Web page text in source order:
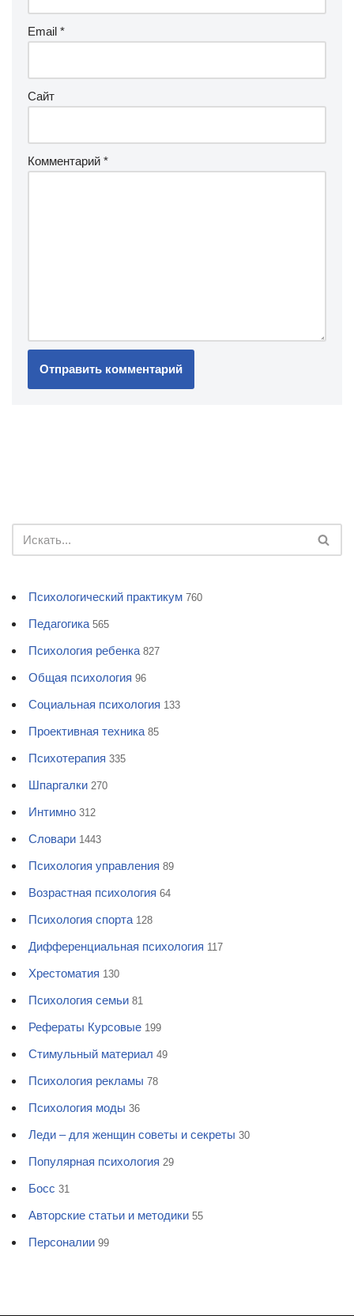
Email *
Сайт
Комментарий *
Психологический практикум 760
Педагогика 565
Психология ребенка 827
Общая психология 96
Социальная психология 133
Проективная техника 85
Психотерапия 335
Шпаргалки 270
Интимно 312
Словари 1443
Психология управления 89
Возрастная психология 64
Психология спорта 128
Дифференциальная психология 117
Хрестоматия 130
Психология семьи 81
Рефераты Курсовые 199
Стимульный материал 49
Психология рекламы 78
Психология моды 36
Леди – для женщин советы и секреты 30
Популярная психология 29
Босс 31
Авторские статьи и методики 55
Персоналии 99